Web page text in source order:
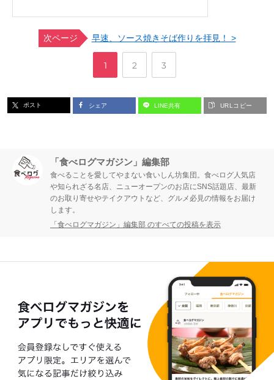
次ページ 早速、ソース焼きそば作りを拝見！ >
ペ
ジ
1
,
ペ
ジ
2
,
ペ
ジ
3
ポスト シェア LINE共有 URLコピー
「食べログマガジン」編集部
食べることを愛してやまない食いしん坊集団。食べログ人気店
や知られざる名店、ニューオープンのお店にSNS話題店、最新
のお取り寄せやテイクアウトなど、グルメ必見の情報をお届け
します。
「食べログマガジン」編集部 のすべての投稿を表示